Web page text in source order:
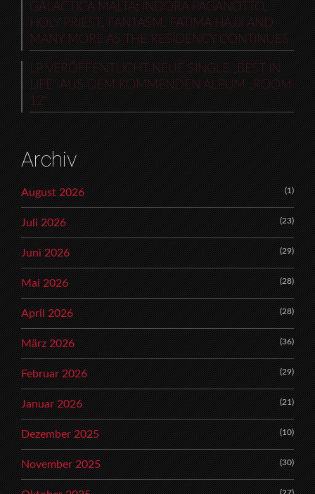
GALACTICA MALTA: INDORA PAGANOTTO,
HOLY PRIEST, FANTASM, FATIMA HAJJI AND
MANY MORE AS THE RESIDENCY CONTINUES
LP VERÖFFENTLICHT NEUE SINGLE „BEST IN
LIFE“ AUS DEM KOMMENDEN ALBUM „ROOM
12“
Archiv
August 2026 (1)
Juli 2026 (23)
Juni 2026 (29)
Mai 2026 (28)
April 2026 (28)
März 2026 (36)
Februar 2026 (29)
Januar 2026 (21)
Dezember 2025 (10)
November 2025 (30)